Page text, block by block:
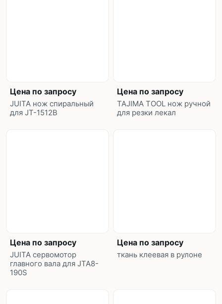
Цена по запросу
JUITA нож спиральный
для JT-1512B
Цена по запросу
TAJIMA TOOL нож ручной
для резки лекал
Цена по запросу
JUITA сервомотор
главного вала для JTA8-
190S
Цена по запросу
ткань клеевая в рулоне